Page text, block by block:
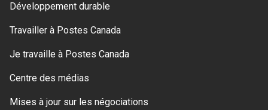
Développement durable
Travailler à Postes Canada
Je travaille à Postes Canada
Centre des médias
Mises à jour sur les négociations